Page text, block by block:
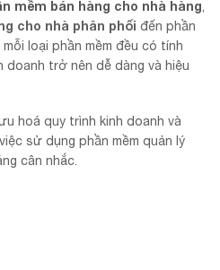
mềm bán hàng cho nhà hàng
cho nhà phân phối đến phần
loại phần mềm đều có tính
doanh trở nên dễ dàng và hiệu
hoá quy trình kinh doanh và
sử dụng phần mềm quản lý
cân nhắc.